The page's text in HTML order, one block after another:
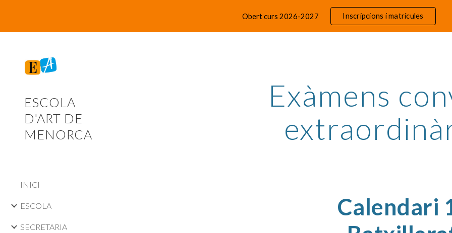
Skip to main content Skip to
Obert curs 2026-2027 Inscripcions i matrícules
ESCOLA
D'ART DE
MENORCA
INICI
ESCOLA
SECRETARIA
Exàmens
Calendari